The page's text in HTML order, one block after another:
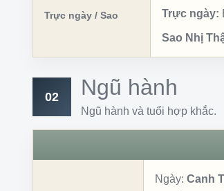
Trực ngày / Sao Trực ngày:
Sao Nhị
02 Ngũ hành
Ngũ hành và tuổi hợp khắc.
Ngày: Canh